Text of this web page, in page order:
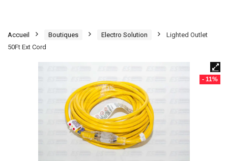
Accueil Boutiques Electro Solution
Lighted Outlet
50Ft Ext Cord
- 11%